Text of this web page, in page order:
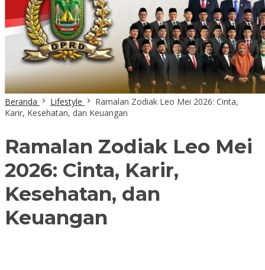
Beranda Lifestyle
Ramalan Zodiak Leo Mei 2026: Cinta,
Karir, Kesehatan, dan Keuangan
Ramalan Zodiak Leo Mei
2026: Cinta, Karir,
Kesehatan, dan
Keuangan